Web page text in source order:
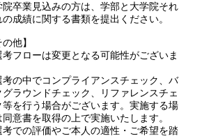
院卒業見込みの方は、学部と大学院それ
の成績に関する書類を提出ください。
の他】
考フローは変更となる可能性がございま
考の中でコンプライアンスチェック、バ
グラウンドチェック、リファレンスチェ
等を行う場合がございます。実施する場
同意書を取得の上で実施いたします。
考での評価やご本人の適性・ご希望を踏